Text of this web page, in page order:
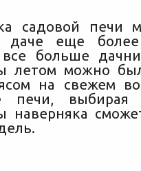
садовой печи
даче еще более
все больше
летом можно
на свежем
печи, выбирая
наверняка